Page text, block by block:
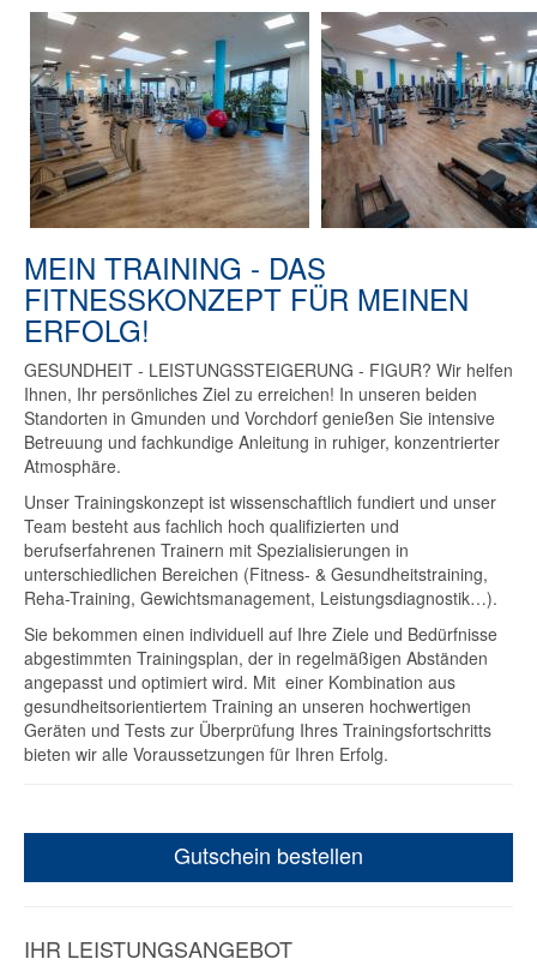
MEIN TRAINING - DAS
FITNESSKONZEPT FÜR MEINEN
ERFOLG!
GESUNDHEIT - LEISTUNGSSTEIGERUNG - FIGUR? Wir helfen
Ihnen, Ihr persönliches Ziel zu erreichen! In unseren beiden
Standorten in Gmunden und Vorchdorf genießen Sie intensive
Betreuung und fachkundige Anleitung in ruhiger, konzentrierter
Atmosphäre.
Unser Trainingskonzept ist wissenschaftlich fundiert und unser
Team besteht aus fachlich hoch qualifizierten und
berufserfahrenen Trainern mit Spezialisierungen in
unterschiedlichen Bereichen (Fitness- & Gesundheitstraining,
Reha-Training, Gewichtsmanagement, Leistungsdiagnostik…).
Sie bekommen einen individuell auf Ihre Ziele und Bedürfnisse
abgestimmten Trainingsplan, der in regelmäßigen Abständen
angepasst und optimiert wird. Mit einer Kombination aus
gesundheitsorientiertem Training an unseren hochwertigen
Geräten und Tests zur Überprüfung Ihres Trainingsfortschritts
bieten wir alle Voraussetzungen für Ihren Erfolg.
Gutschein bestellen
IHR LEISTUNGSANGEBOT